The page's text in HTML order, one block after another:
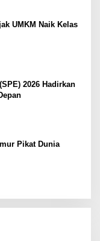
UMKM Naik Kelas
2026 Hadirkan
Pikat Dunia